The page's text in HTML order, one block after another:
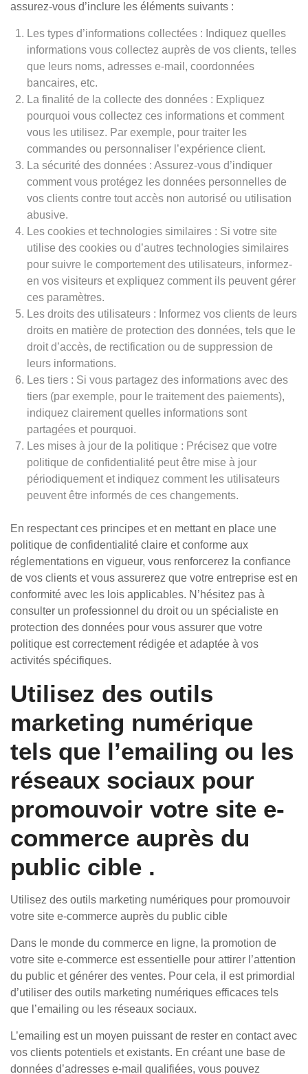
assurez-vous d’inclure les éléments suivants :
Les types d’informations collectées : Indiquez quelles
informations vous collectez auprès de vos clients, telles
que leurs noms, adresses e-mail, coordonnées
bancaires, etc.
La finalité de la collecte des données : Expliquez
pourquoi vous collectez ces informations et comment
vous les utilisez. Par exemple, pour traiter les
commandes ou personnaliser l’expérience client.
La sécurité des données : Assurez-vous d’indiquer
comment vous protégez les données personnelles de
vos clients contre tout accès non autorisé ou utilisation
abusive.
Les cookies et technologies similaires : Si votre site
utilise des cookies ou d’autres technologies similaires
pour suivre le comportement des utilisateurs, informez-
en vos visiteurs et expliquez comment ils peuvent gérer
ces paramètres.
Les droits des utilisateurs : Informez vos clients de leurs
droits en matière de protection des données, tels que le
droit d’accès, de rectification ou de suppression de
leurs informations.
Les tiers : Si vous partagez des informations avec des
tiers (par exemple, pour le traitement des paiements),
indiquez clairement quelles informations sont
partagées et pourquoi.
Les mises à jour de la politique : Précisez que votre
politique de confidentialité peut être mise à jour
périodiquement et indiquez comment les utilisateurs
peuvent être informés de ces changements.
En respectant ces principes et en mettant en place une
politique de confidentialité claire et conforme aux
réglementations en vigueur, vous renforcerez la confiance
de vos clients et vous assurerez que votre entreprise est en
conformité avec les lois applicables. N’hésitez pas à
consulter un professionnel du droit ou un spécialiste en
protection des données pour vous assurer que votre
politique est correctement rédigée et adaptée à vos
activités spécifiques.
Utilisez des outils
marketing numérique
tels que l’emailing ou les
réseaux sociaux pour
promouvoir votre site e-
commerce auprès du
public cible .
Utilisez des outils marketing numériques pour promouvoir
votre site e-commerce auprès du public cible
Dans le monde du commerce en ligne, la promotion de
votre site e-commerce est essentielle pour attirer l’attention
du public et générer des ventes. Pour cela, il est primordial
d’utiliser des outils marketing numériques efficaces tels
que l’emailing ou les réseaux sociaux.
L’emailing est un moyen puissant de rester en contact avec
vos clients potentiels et existants. En créant une base de
données d’adresses e-mail qualifiées, vous pouvez